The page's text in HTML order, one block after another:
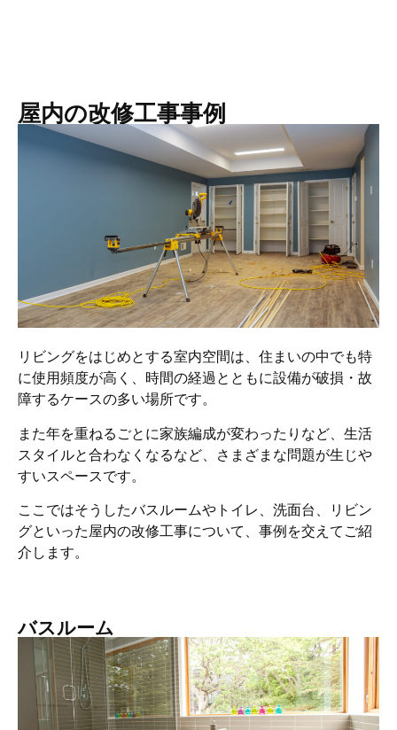
屋内の改修工事事例
リビングをはじめとする室内空間は、住まいの中でも特
に使用頻度が高く、時間の経過とともに設備が破損・故
障するケースの多い場所です。
また年を重ねるごとに家族編成が変わったりなど、生活
スタイルと合わなくなるなど、さまざまな問題が生じや
すいスペースです。
ここではそうしたバスルームやトイレ、洗面台、リビン
グといった屋内の改修工事について、事例を交えてご紹
介します。
バスルーム